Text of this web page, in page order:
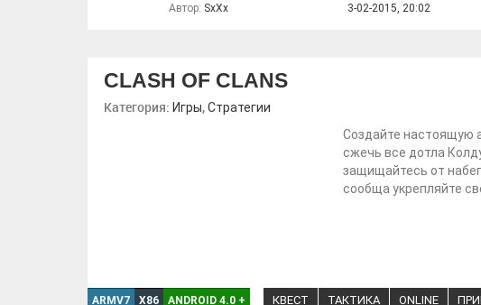
Автор: SxXx 3-02-2015, 20:02
CLASH OF CLANS
Категория: Игры,Стратегии
Создайте настоящую
сжечь все дотла
защищайтесь от
сообща укрепляйте
ARMV7 X86 ANDROID 4.0 + КВЕСТ ТАКТИКА ONLINE